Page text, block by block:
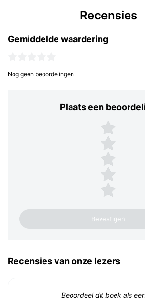
Recensies
Gemiddelde waardering
Nog geen beoordelingen
Plaats een
Plaats een
5 sterren
4 sterren
3 sterren
2 sterren
1 ster
Recensies van onze lezers
Beoordeel dit boek als